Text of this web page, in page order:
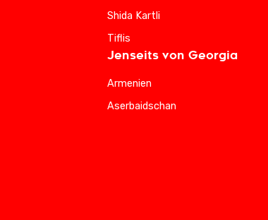
Shida Kartli
Tiflis
Jenseits von Georgia
Armenien
Aserbaidschan